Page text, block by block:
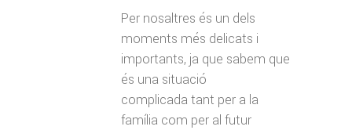
Per nosaltres és un dels
moments més delicats i
importants, ja que sabem que
és una situació
complicada tant per a la
família com per al futur